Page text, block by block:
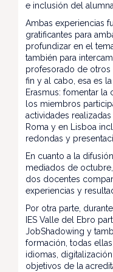
e inclusión del
Ambas experiencias
gratificantes para
profundizar en el
también para
profesorado de otros
fin y al cabo, esa es
Erasmus: fomentar
los miembros
actividades
Roma y en Lisboa
redondas y
En cuanto a la
mediados de
dos docentes
experiencias y
Por otra parte,
IES Valle del Ebro
JobShadowing y
formación, todas
idiomas,
objetivos de la